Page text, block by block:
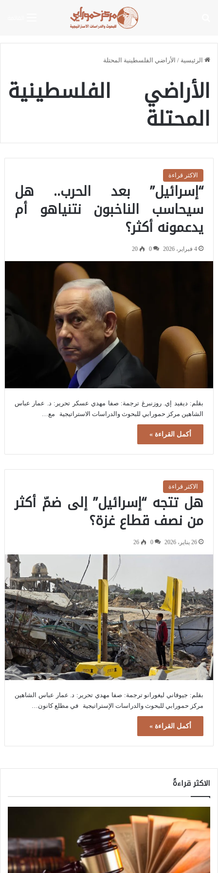
الرئيسية / الأراضي الفلسطينية المحتلة
الأراضي الفلسطينية
المحتلة
الاكثر قراءة
“إسرائيل” بعد الحرب.. هل
سيحاسب الناخبون نتنياهو أم
يدعمونه أكثر؟
4 فبراير، 2026 0
20
بقلم: ديفيد إي. روزنبرغ ترجمة: صفا مهدي عسكر تحرير: د. عمار عباس
الشاهين مركز حمورابي للبحوث والدراسات الاستراتيجية مع…
أكمل القراءة »
الاكثر قراءة
هل تتجه “إسرائيل” إلى ضمّ أكثر
من نصف قطاع غزة؟
26 يناير، 2026 0
26
بقلم: جيوفاني ليغورانو ترجمة: صفا مهدي تحرير: د. عمار عباس الشاهين
مركز حمورابي للبحوث والدراسات الإستراتيجية في مطلع كانون…
أكمل القراءة »
الاكثر قراءةً